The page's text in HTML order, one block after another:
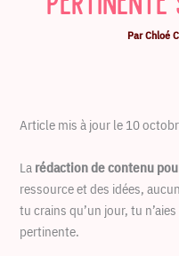
ParChloé
Article mis à jour le 10
La rédaction de contenu
ressource et des idées,
tu crains qu’un jour, tu
pertinente.